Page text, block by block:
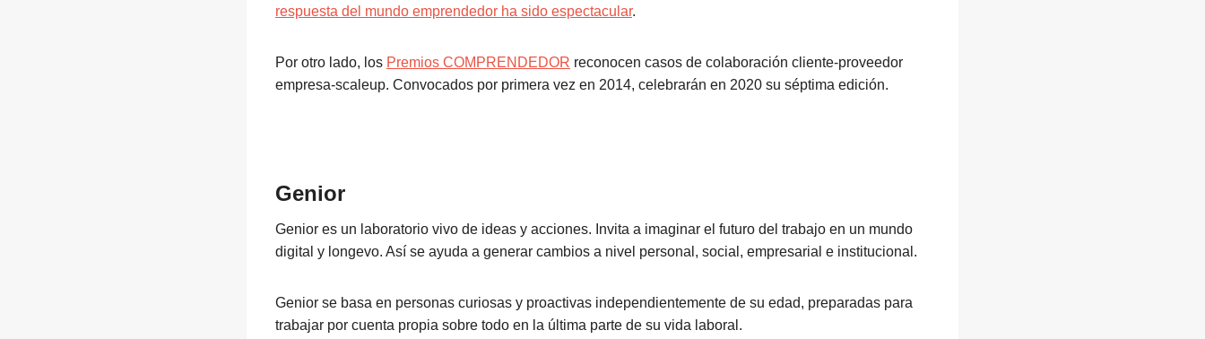
respuesta del mundo emprendedor ha sido espectacular.
Por otro lado, los Premios COMPRENDEDOR reconocen casos de colaboración cliente-proveedor
empresa-scaleup. Convocados por primera vez en 2014, celebrarán en 2020 su séptima edición.
Genior
Genior es un laboratorio vivo de ideas y acciones. Invita a imaginar el futuro del trabajo en un mundo
digital y longevo. Así se ayuda a generar cambios a nivel personal, social, empresarial e institucional.
Genior se basa en personas curiosas y proactivas independientemente de su edad, preparadas para
trabajar por cuenta propia sobre todo en la última parte de su vida laboral.